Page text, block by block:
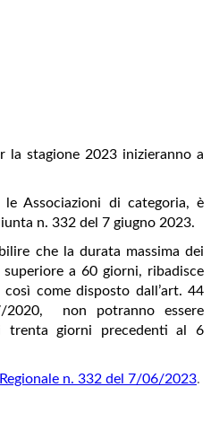
la stagione 2023 inizieranno a
le Associazioni di categoria, è
n. 332 del 7 giugno 2023.
che la durata massima dei
a 60 giorni, ribadisce
come disposto dall’art. 44
2020, non potranno essere
trenta giorni precedenti al 6
n. 332 del 7/06/2023.